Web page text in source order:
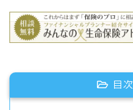
目次